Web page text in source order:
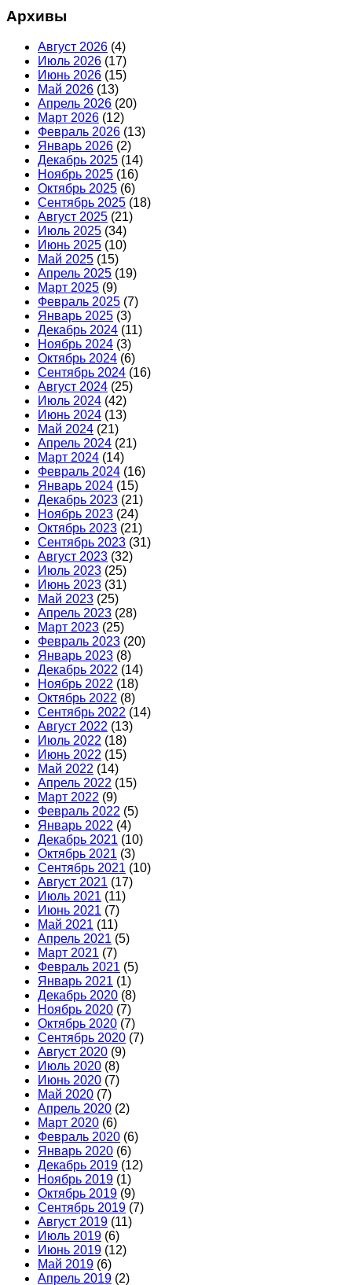
Архивы
Август 2026 (4)
Июль 2026 (17)
Июнь 2026 (15)
Май 2026 (13)
Апрель 2026 (20)
Март 2026 (12)
Февраль 2026 (13)
Январь 2026 (2)
Декабрь 2025 (14)
Ноябрь 2025 (16)
Октябрь 2025 (6)
Сентябрь 2025 (18)
Август 2025 (21)
Июль 2025 (34)
Июнь 2025 (10)
Май 2025 (15)
Апрель 2025 (19)
Март 2025 (9)
Февраль 2025 (7)
Январь 2025 (3)
Декабрь 2024 (11)
Ноябрь 2024 (3)
Октябрь 2024 (6)
Сентябрь 2024 (16)
Август 2024 (25)
Июль 2024 (42)
Июнь 2024 (13)
Май 2024 (21)
Апрель 2024 (21)
Март 2024 (14)
Февраль 2024 (16)
Январь 2024 (15)
Декабрь 2023 (21)
Ноябрь 2023 (24)
Октябрь 2023 (21)
Сентябрь 2023 (31)
Август 2023 (32)
Июль 2023 (25)
Июнь 2023 (31)
Май 2023 (25)
Апрель 2023 (28)
Март 2023 (25)
Февраль 2023 (20)
Январь 2023 (8)
Декабрь 2022 (14)
Ноябрь 2022 (18)
Октябрь 2022 (8)
Сентябрь 2022 (14)
Август 2022 (13)
Июль 2022 (18)
Июнь 2022 (15)
Май 2022 (14)
Апрель 2022 (15)
Март 2022 (9)
Февраль 2022 (5)
Январь 2022 (4)
Декабрь 2021 (10)
Октябрь 2021 (3)
Сентябрь 2021 (10)
Август 2021 (17)
Июль 2021 (11)
Июнь 2021 (7)
Май 2021 (11)
Апрель 2021 (5)
Март 2021 (7)
Февраль 2021 (5)
Январь 2021 (1)
Декабрь 2020 (8)
Ноябрь 2020 (7)
Октябрь 2020 (7)
Сентябрь 2020 (7)
Август 2020 (9)
Июль 2020 (8)
Июнь 2020 (7)
Май 2020 (7)
Апрель 2020 (2)
Март 2020 (6)
Февраль 2020 (6)
Январь 2020 (6)
Декабрь 2019 (12)
Ноябрь 2019 (1)
Октябрь 2019 (9)
Сентябрь 2019 (7)
Август 2019 (11)
Июль 2019 (6)
Июнь 2019 (12)
Май 2019 (6)
Апрель 2019 (2)